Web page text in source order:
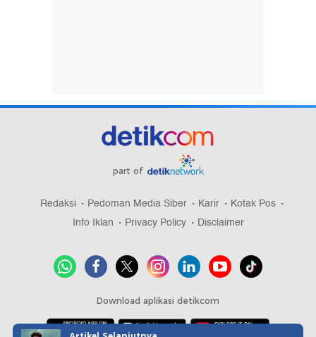
part of
Redaksi Pedoman Media Siber Karir
Kotak Pos
Info Iklan
Privacy Policy Disclaimer
Download aplikasi detikcom